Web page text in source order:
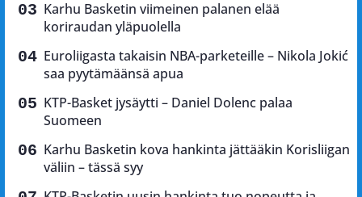
Karhu Basketin viimeinen palanen elää
koriraudan yläpuolella
Euroliigasta takaisin NBA-parketeille – Nikola Jokić
saa pyytämäänsä apua
KTP-Basket jysäytti – Daniel Dolenc palaa
Suomeen
Karhu Basketin kova hankinta jättääkin Korisliigan
väliin – tässä syy